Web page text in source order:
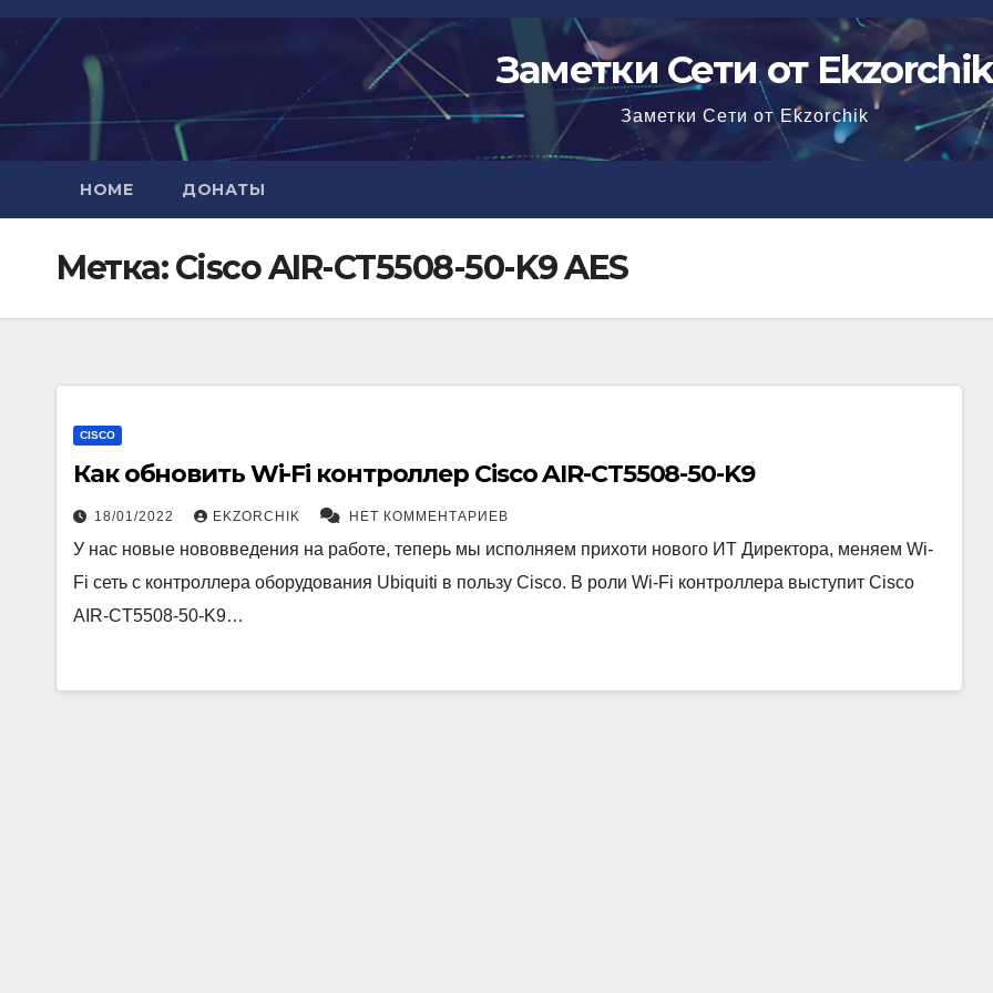
Перейти
содержимому
Заметки Сети от Ekzorchik
Заметки Сети от Ekzorchik
HOME ДОНАТЫ
Метка:Cisco AIR-CT5508-50-K9 AES
CISCO
Как обновить Wi-Fi контроллер Cisco AIR-CT5508-50-K9
18/01/2022 EKZORCHIK НЕТ КОММЕНТАРИЕВ
У нас новые нововведения на работе, теперь мы исполняем прихоти нового ИТ Директора, меняем Wi-
Fi сеть с контроллера оборудования Ubiquiti в пользу Cisco. В роли Wi-Fi контроллера выступит Cisco
AIR-CT5508-50-K9…